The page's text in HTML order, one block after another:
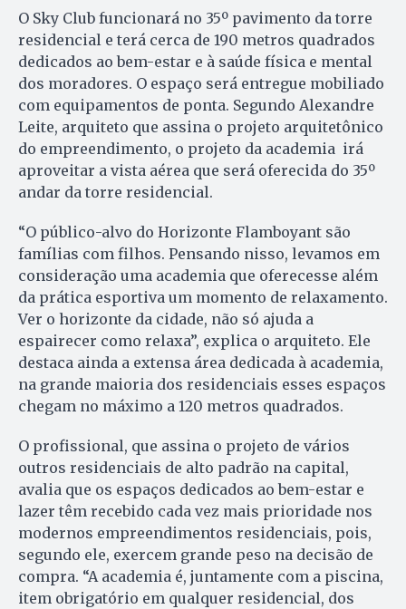
O Sky Club funcionará no 35º pavimento da torre
residencial e terá cerca de 190 metros quadrados
dedicados ao bem-estar e à saúde física e mental
dos moradores. O espaço será entregue mobiliado
com equipamentos de ponta. Segundo Alexandre
Leite, arquiteto que assina o projeto arquitetônico
do empreendimento, o projeto da academia irá
aproveitar a vista aérea que será oferecida do 35º
andar da torre residencial.
“O público-alvo do Horizonte Flamboyant são
famílias com filhos. Pensando nisso, levamos em
consideração uma academia que oferecesse além
da prática esportiva um momento de relaxamento.
Ver o horizonte da cidade, não só ajuda a
espairecer como relaxa”, explica o arquiteto. Ele
destaca ainda a extensa área dedicada à academia,
na grande maioria dos residenciais esses espaços
chegam no máximo a 120 metros quadrados.
O profissional, que assina o projeto de vários
outros residenciais de alto padrão na capital,
avalia que os espaços dedicados ao bem-estar e
lazer têm recebido cada vez mais prioridade nos
modernos empreendimentos residenciais, pois,
segundo ele, exercem grande peso na decisão de
compra. “A academia é, juntamente com a piscina,
item obrigatório em qualquer residencial, dos